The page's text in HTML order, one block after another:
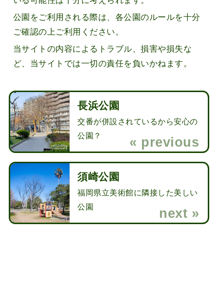
公園をご利用される際は、各公園のルールを十分
ご確認の上ご利用ください。
当サイトの内容によるトラブル、損害や損失な
ど、当サイトでは一切の責任を負いかねます。
長浜公園
交番が併設されているから安心の
公園？
須崎公園
福岡県立美術館に隣接した美しい
公園